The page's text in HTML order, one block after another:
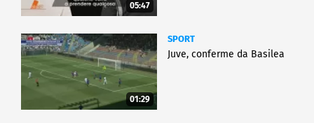
05:47
01:29
SPORT
Juve, conferme da Basilea